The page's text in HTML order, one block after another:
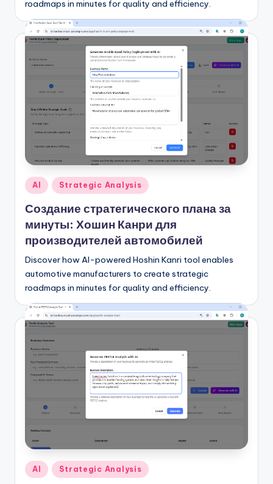
roadmaps in minutes for quality and efficiency.
Опубликовано
AI Strategic Analysis
Создание стратегического плана за
минуты: Хошин Канри для
производителей автомобилей
Discover how AI-powered Hoshin Kanri tool enables
automotive manufacturers to create strategic
roadmaps in minutes for quality and efficiency.
Опубликовано
AI Strategic Analysis